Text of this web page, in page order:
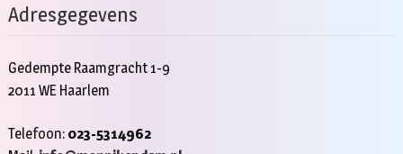
Adresgegevens
Gedempte Raamgracht 1-9
2011 WE Haarlem
Telefoon: 023-5314962